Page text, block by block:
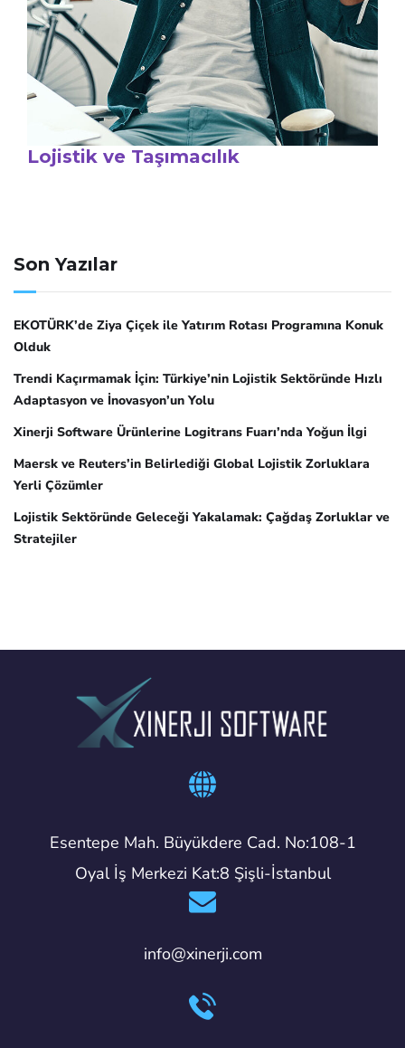
Lojistik ve Taşımacılık
Son Yazılar
EKOTÜRK’de Ziya Çiçek ile Yatırım Rotası Programına Konuk
Olduk
Trendi Kaçırmamak İçin: Türkiye’nin Lojistik Sektöründe Hızlı
Adaptasyon ve İnovasyon’un Yolu
Xinerji Software Ürünlerine Logitrans Fuarı’nda Yoğun İlgi
Maersk ve Reuters’in Belirlediği Global Lojistik Zorluklara
Yerli Çözümler
Lojistik Sektöründe Geleceği Yakalamak: Çağdaş Zorluklar ve
Stratejiler
Esentepe Mah. Büyükdere Cad. No:108-1
Oyal İş Merkezi Kat:8 Şişli-İstanbul
info@xinerji.com